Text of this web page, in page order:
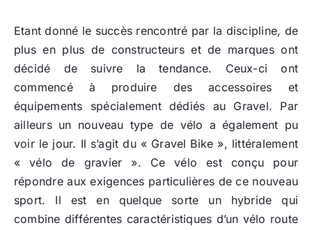
Etant donné le succès rencontré par la discipline, de
plus en plus de constructeurs et de marques ont
décidé de suivre la tendance. Ceux-ci ont
commencé à produire des accessoires et
équipements spécialement dédiés au Gravel. Par
ailleurs un nouveau type de vélo a également pu
voir le jour. Il s’agit du « Gravel Bike », littéralement
« vélo de gravier ». Ce vélo est conçu pour
répondre aux exigences particulières de ce nouveau
sport. Il est en quelque sorte un hybride qui
combine différentes caractéristiques d’un vélo route